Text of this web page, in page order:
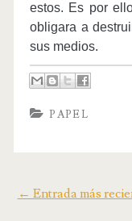
estos. Es por
obligara a
sus medios.
PAPEL
← Entrada más